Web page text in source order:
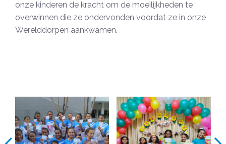
onze kinderen de kracht om de moeilijkheden te
overwinnen die ze ondervonden voordat ze in onze
Werelddorpen aankwamen.